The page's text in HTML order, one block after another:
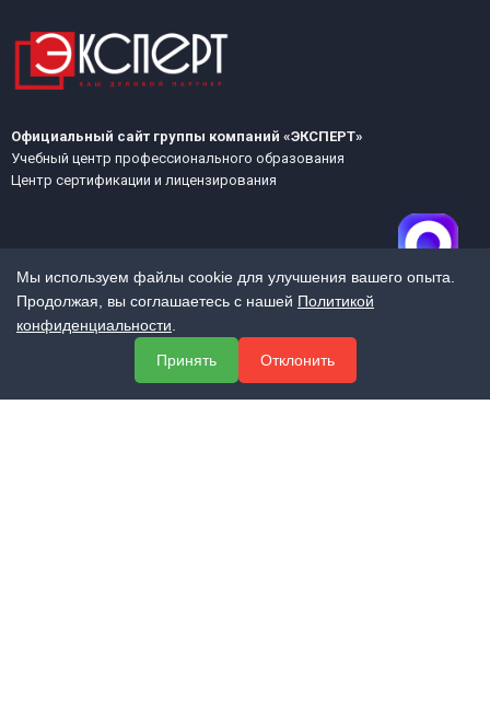
Официальный сайт группы компаний «ЭКСПЕРТ»
Учебный центр профессионального образования
Центр сертификации и лицензирования
МЕНЮ
Мы используем файлы cookie для улучшения вашего опыта.
Продолжая, вы соглашаетесь с нашей Политикой
конфиденциальности
Принять
Отклонить